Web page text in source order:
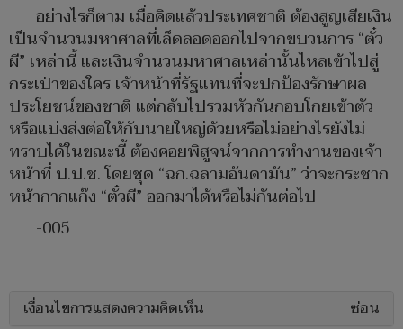
อย่างไรก็ตาม เมื่อคิดแล้วประเทศชาติ ต้องสูญเสียเงิน
เป็นจำนวนมหาศาลที่เล็ดลอดออกไปจากขบวนการ “ตั๋ว
ผี” เหล่านี้ และเงินจำนวนมหาศาลเหล่านั้นไหลเข้าไปสู่
กระเป๋าของใคร เจ้าหน้าที่รัฐแทนที่จะปกป้องรักษาผล
ประโยชน์ของชาติ แต่กลับไปรวมหัวกันกอบโกยเข้าตัว
หรือแบ่งส่งต่อให้กับนายใหญ่ด้วยหรือไม่อย่างไรยังไม่
ทราบได้ในขณะนี้ ต้องคอยพิสูจน์จากการทำงานของเจ้า
หน้าที่ ป.ป.ช. โดยชุด “ฉก.ฉลามอันดามัน” ว่าจะกระชาก
หน้ากากแก๊ง “ตั๋วผี” ออกมาได้หรือไม่กันต่อไป
-005
เงื่อนไขการแสดงความคิดเห็น ซ่อน